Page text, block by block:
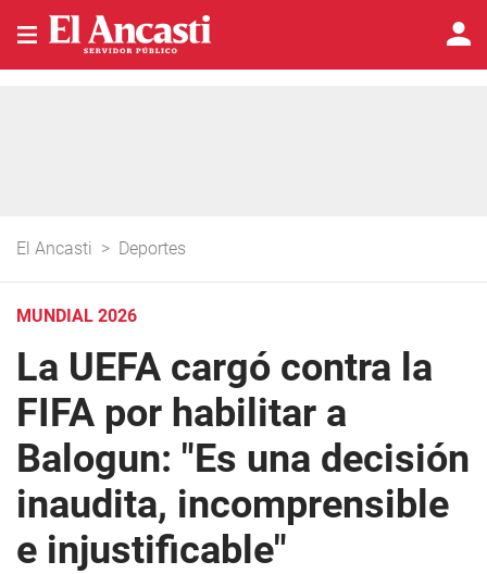
El Ancasti > Deportes
MUNDIAL 2026
La UEFA cargó contra la
FIFA por habilitar a
Balogun: "Es una decisión
inaudita, incomprensible
e injustificable"